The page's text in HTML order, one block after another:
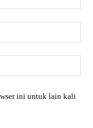
ini untuk lain kali